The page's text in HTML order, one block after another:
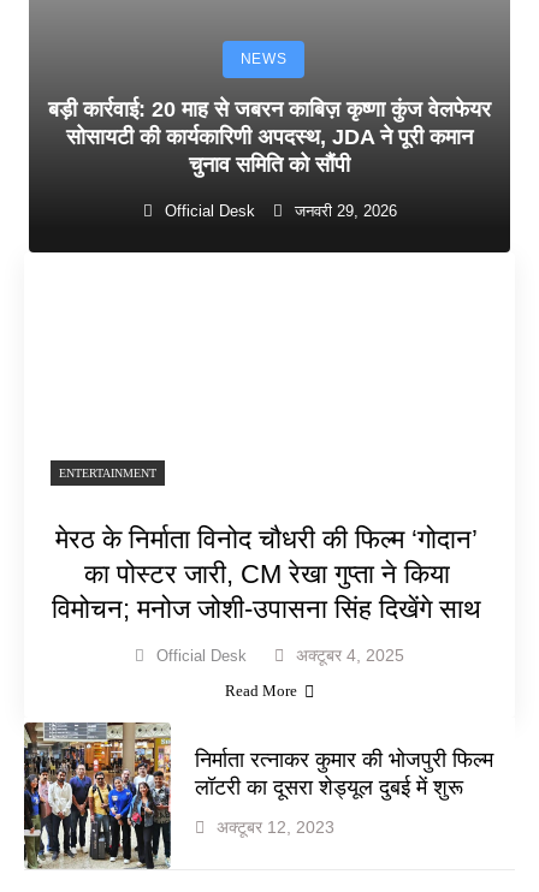
NEWS
बड़ी कार्रवाई: 20 माह से जबरन काबिज़ कृष्णा कुंज वेलफेयर
सोसायटी की कार्यकारिणी अपदस्थ, JDA ने पूरी कमान
चुनाव समिति को सौंपी
Official Desk जनवरी 29, 2026
ENTERTAINMENT
मेरठ के निर्माता विनोद चौधरी की फिल्म ‘गोदान’
का पोस्टर जारी, CM रेखा गुप्ता ने किया
विमोचन; मनोज जोशी-उपासना सिंह दिखेंगे साथ
Official Desk अक्टूबर 4, 2025
Read More
निर्माता रत्नाकर कुमार की भोजपुरी फिल्म
लॉटरी का दूसरा शेड्यूल दुबई में शुरू
अक्टूबर 12, 2023